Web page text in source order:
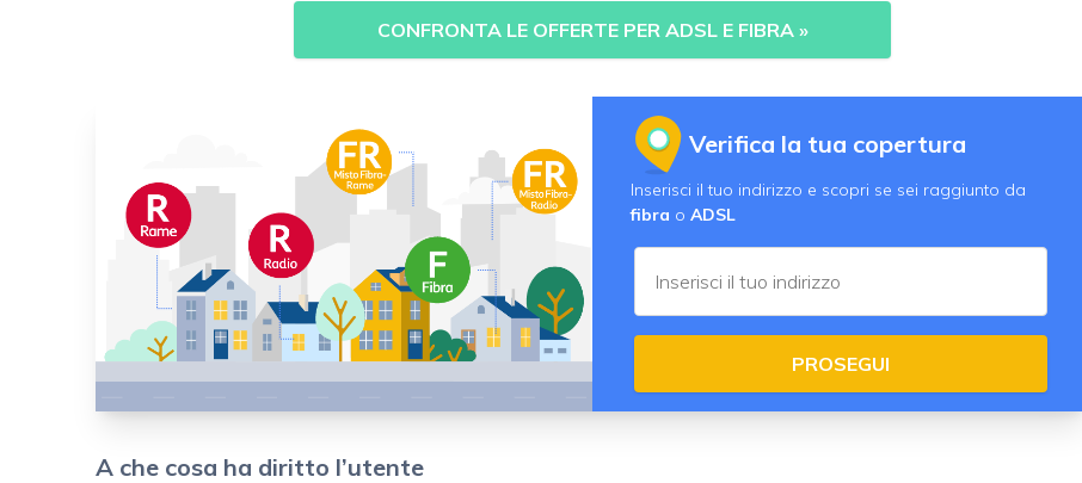
CONFRONTA LE OFFERTE PER ADSL E FIBRA »
Verifica la tua copertura
Inserisci il tuo indirizzo e scopri se sei raggiunto da
fibra o ADSL
PROSEGUI
A che cosa ha diritto l’utente